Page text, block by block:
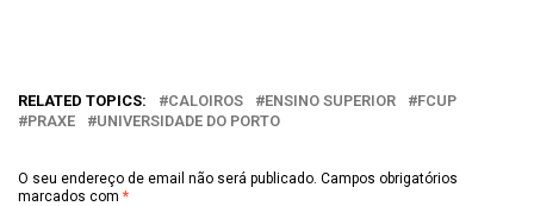
RELATED TOPICS: CALOIROS ENSINO SUPERIOR
FCUP
PRAXE
UNIVERSIDADE DO PORTO
O seu endereço de email não será publicado. Campos obrigatórios
marcados com *